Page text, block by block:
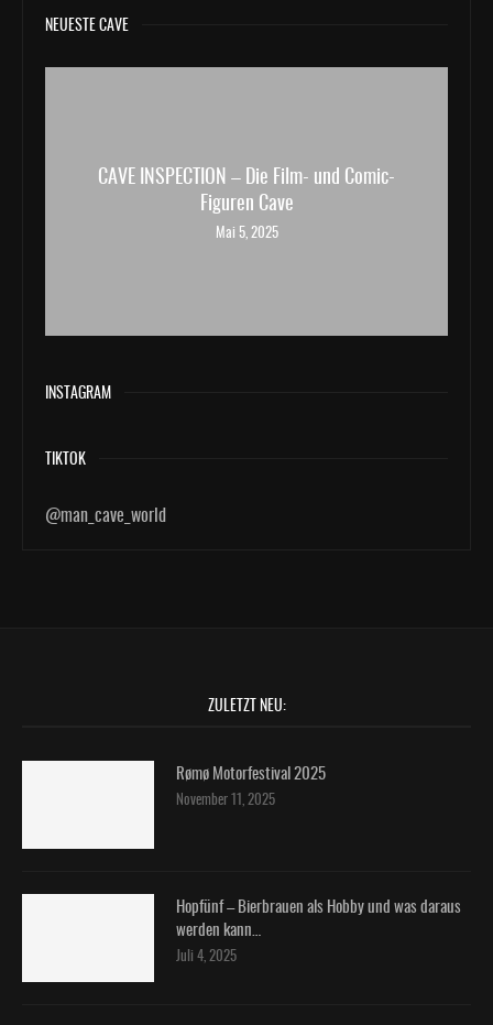
NEUESTE CAVE
CAVE INSPECTION – Die Film- und Comic-
Figuren Cave
Mai 5, 2025
INSTAGRAM
TIKTOK
@man_cave_world
ZULETZT NEU:
Rømø Motorfestival 2025
November 11, 2025
Hopfünf – Bierbrauen als Hobby und was daraus
werden kann…
Juli 4, 2025